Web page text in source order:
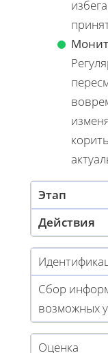
Этап
Действия
Сбор
возможных
Оценка